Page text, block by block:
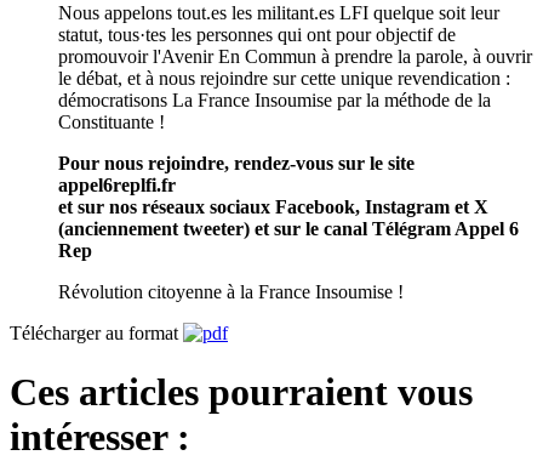
Nous appelons tout.es les militant.es LFI quelque soit leur
statut, tous·tes les personnes qui ont pour objectif de
promouvoir l'Avenir En Commun à prendre la parole, à ouvrir
le débat, et à nous rejoindre sur cette unique revendication :
démocratisons La France Insoumise par la méthode de la
Constituante !
Pour nous rejoindre, rendez-vous sur le site
appel6replfi.fr
et sur nos réseaux sociaux Facebook, Instagram et X
(anciennement tweeter) et sur le canal Télégram Appel 6
Rep
Révolution citoyenne à la France Insoumise !
Télécharger au format
Ces articles pourraient vous
intéresser :